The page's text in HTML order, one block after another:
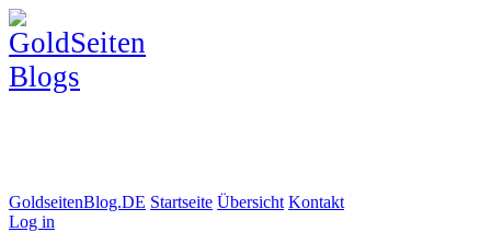
GoldseitenBlog.DE Startseite Übersicht Kontakt
Log in